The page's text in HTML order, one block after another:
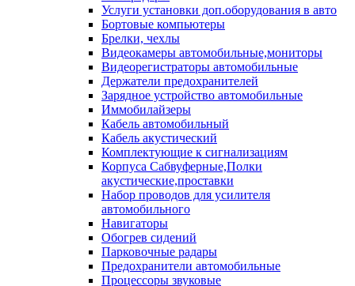
Услуги установки доп.оборудования в авто
Бортовые компьютеры
Брелки, чехлы
Видеокамеры автомобильные,мониторы
Видеорегистраторы автомобильные
Держатели предохранителей
Зарядное устройство автомобильные
Иммобилайзеры
Кабель автомобильный
Кабель акустический
Комплектующие к сигнализациям
Корпуса Сабвуферные,Полки
акустические,проставки
Набор проводов для усилителя
автомобильного
Навигаторы
Обогрев сидений
Парковочные радары
Предохранители автомобильные
Процессоры звуковые